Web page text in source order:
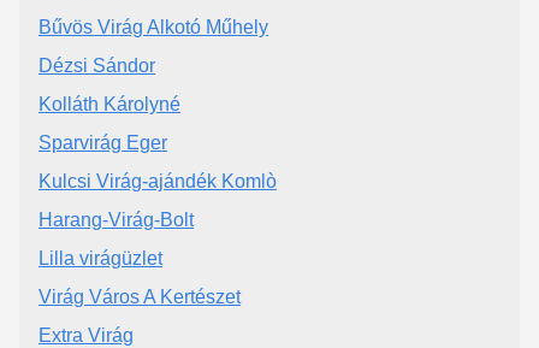
Bűvös Virág Alkotó Műhely
Dézsi Sándor
Kolláth Károlyné
Sparvirág Eger
Kulcsi Virág-ajándék Komlò
Harang-Virág-Bolt
Lilla virágüzlet
Virág Város A Kertészet
Extra Virág